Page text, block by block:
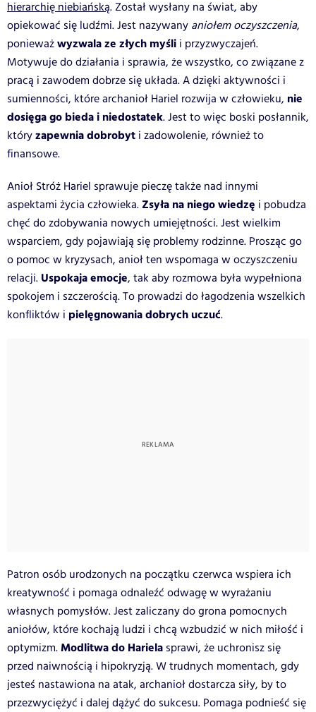
hierarchię niebiańską. Został wysłany na świat, aby
opiekować się ludźmi. Jest nazywany aniołem oczyszczenia,
ponieważwyzwala ze złych myśli i przyzwyczajeń.
Motywuje do działania i sprawia, że wszystko, co związane z
pracą i zawodem dobrze się układa. A dzięki aktywności i
sumienności, które archanioł Hariel rozwija w człowieku, nie
dosięga go bieda i niedostatek. Jest to więc boski posłannik,
któryzapewnia dobrobyt i zadowolenie, również to
finansowe.
Anioł Stróż Hariel sprawuje pieczę także nad innymi
aspektami życia człowieka. Zsyła na niego wiedzę i pobudza
chęć do zdobywania nowych umiejętności. Jest wielkim
wsparciem, gdy pojawiają się problemy rodzinne. Prosząc go
o pomoc w kryzysach, anioł ten wspomaga w oczyszczeniu
relacji. Uspokaja emocje, tak aby rozmowa była wypełniona
spokojem i szczerością. To prowadzi do łagodzenia wszelkich
konfliktów i pielęgnowania dobrych uczuć.
Patron osób urodzonych na początku czerwca wspiera ich
kreatywność i pomaga odnaleźć odwagę w wyrażaniu
własnych pomysłów. Jest zaliczany do grona pomocnych
aniołów, które kochają ludzi i chcą wzbudzić w nich miłość i
optymizm.Modlitwa do Hariela sprawi, że uchronisz się
przed naiwnością i hipokryzją. W trudnych momentach, gdy
jesteś nastawiona na atak, archanioł dostarcza siły, by to
przezwyciężyć i dalej dążyć do sukcesu. Pomaga podnieść się